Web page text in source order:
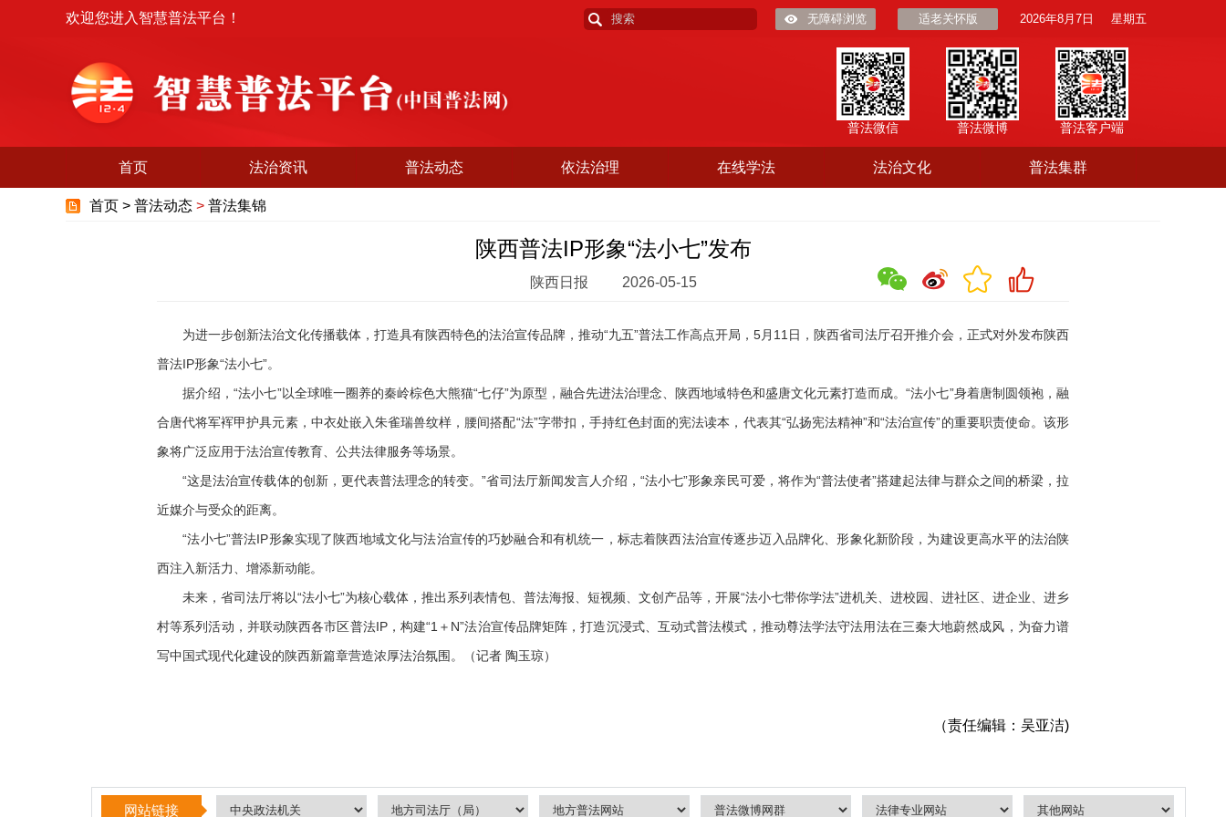
欢迎您进入智慧普法平台！ 无障碍浏览 适老关怀版 2026年8月7日 星期五
普法客户端
普法微博
普法微信
首页 法治资讯 普法动态 依法治理 在线学法 法治文化 普法集群
首页 > 普法动态 > 普法集锦
陕西普法IP形象“法小七”发布
陕西日报 2026-05-15
为进一步创新法治文化传播载体，打造具有陕西特色的法治宣传品牌，推动“九五”普法工作高点开局，5月11日，陕西省司法厅召开推介会，正式对外发布陕西
普法IP形象“法小七”。
据介绍，“法小七”以全球唯一圈养的秦岭棕色大熊猫“七仔”为原型，融合先进法治理念、陕西地域特色和盛唐文化元素打造而成。“法小七”身着唐制圆领袍，融
合唐代将军裈甲护具元素，中衣处嵌入朱雀瑞兽纹样，腰间搭配“法”字带扣，手持红色封面的宪法读本，代表其“弘扬宪法精神”和“法治宣传”的重要职责使命。该形
象将广泛应用于法治宣传教育、公共法律服务等场景。
“这是法治宣传载体的创新，更代表普法理念的转变。”省司法厅新闻发言人介绍，“法小七”形象亲民可爱，将作为“普法使者”搭建起法律与群众之间的桥梁，拉
近媒介与受众的距离。
“法小七”普法IP形象实现了陕西地域文化与法治宣传的巧妙融合和有机统一，标志着陕西法治宣传逐步迈入品牌化、形象化新阶段，为建设更高水平的法治陕
西注入新活力、增添新动能。
未来，省司法厅将以“法小七”为核心载体，推出系列表情包、普法海报、短视频、文创产品等，开展“法小七带你学法”进机关、进校园、进社区、进企业、进乡
村等系列活动，并联动陕西各市区普法IP，构建“1＋N”法治宣传品牌矩阵，打造沉浸式、互动式普法模式，推动尊法学法守法用法在三秦大地蔚然成风，为奋力谱
写中国式现代化建设的陕西新篇章营造浓厚法治氛围。（记者 陶玉琼）
（责任编辑：吴亚洁)
网站链接